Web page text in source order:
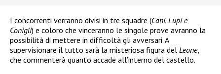
I concorrenti verranno divisi in tre squadre (Cani, Lupi e
Conigli) e coloro che vinceranno le singole prove avranno la
possibilità di mettere in difficoltà gli avversari. A
supervisionare il tutto sarà la misteriosa figura del Leone,
che commenterà quanto accade all’interno del castello.